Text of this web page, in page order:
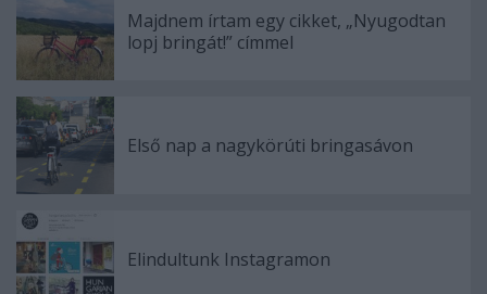
Majdnem írtam egy cikket, „Nyugodtan
lopj bringát!” címmel
Első nap a nagykörúti bringasávon
Elindultunk Instagramon